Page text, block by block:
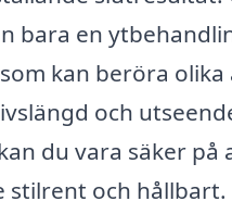
bara en
kan beröra
och
du vara säker på
stilrent och hållbart.